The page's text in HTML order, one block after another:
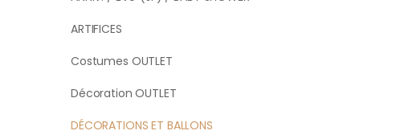
ARTIFICES
Costumes OUTLET
Décoration OUTLET
DÉCORATIONS ET BALLONS